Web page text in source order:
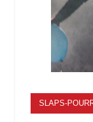
SLAPS-